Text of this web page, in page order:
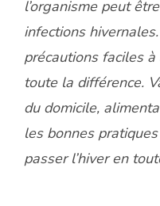
l’organisme peut
infections
précautions faciles
toute la différence.
du domicile,
les bonnes
passer l’hiver en